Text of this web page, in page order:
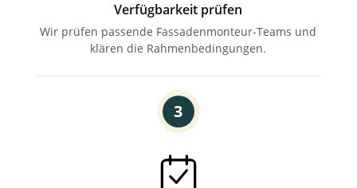
Verfügbarkeit prüfen
Wir prüfen passende Fassadenmonteur-Teams und
klären die Rahmenbedingungen.
3